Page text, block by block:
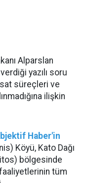
Alparslan
yazılı soru
süreçleri ve
ilişkin
Haber'in
Köyü, Kato Dağı
bölgesinde
tüm